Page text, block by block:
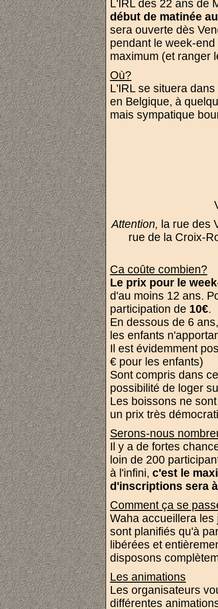
L'IRL des 22 ans de
début de matinée
sera ouverte dès
pendant le week-
maximum (et ranger
Où?
L'IRL se situera
en Belgique, à
mais sympatique
Attention, la rue des
rue de la Croix-
Ca coûte combien?
Le prix pour le
d'au moins 12 ans.
participation de 10€.
En dessous de 6
les enfants
Il est évidemment
€ pour les enfants)
Sont compris dans
possibilité de loger
Les boissons ne
un prix très
Serons-nous
Il y a de fortes
loin de 200
à l'infini, c'est le
d'inscriptions sera
Comment ça se
Waha accueillera
sont planifiés qu'à
libérées et
disposons
Les animations
Les organisateurs
différentes